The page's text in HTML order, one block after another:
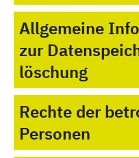
Allgemeine
zur
löschung
Rechte der
Personen